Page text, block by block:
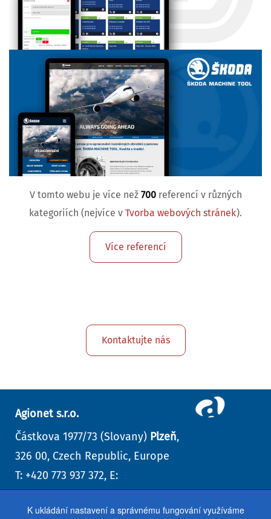
V tomto webu je více než 700referencí v různých
kategoriích (nejvíce v Tvorba webových stránek).
Více referencí
Kontaktujte nás
Agionet s.r.o.
Částkova 1977/73 (Slovany) Plzeň,
326 00, Czech Republic, Europe
T: +420 773 937 372, E:
Kontaktní formulář , další kontakty
K ukládání nastavení a správnému fungování využíváme